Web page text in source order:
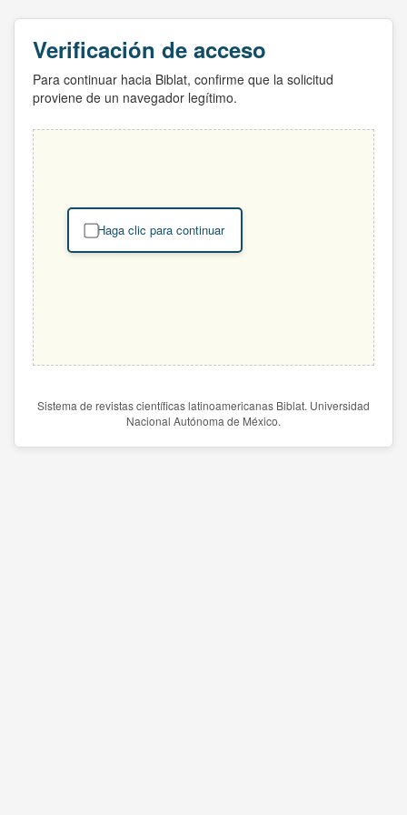
Verificación de acceso
Para continuar hacia Biblat, confirme que la solicitud
proviene de un navegador legítimo.
Haga clic para continuar
Sistema de revistas científicas latinoamericanas Biblat. Universidad
Nacional Autónoma de México.